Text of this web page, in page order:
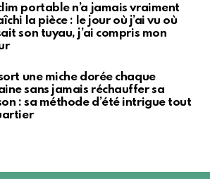
portable n’a jamais vraiment
la pièce : le jour où j’ai vu où
son tuyau, j’ai compris mon
une miche dorée chaque
sans jamais réchauffer sa
: sa méthode d’été intrigue tout